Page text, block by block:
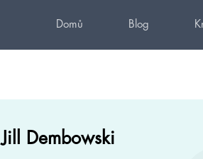
Domů Blog
Jill Dembowski